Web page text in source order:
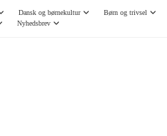
Dansk og børnekultur Børn og trivsel
Nyhedsbrev